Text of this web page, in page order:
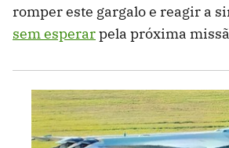
romper este gargalo e reagir a
sem esperarpela próxima